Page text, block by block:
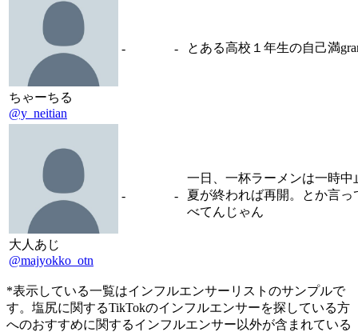
ちゃーちる
@y_neitian
- - とある高校１年生の自己満
大人あじ
@majyokko_otn
- -
一日、一杯ラーメンは一時中
夏が終われば再開。とか言っ
べてんじゃん
*表示している一覧はインフルエンサーリストのサンプルで
す。塩尻に関するTikTokのインフルエンサーを探している方
へのおすすめに関するインフルエンサー以外が含まれている